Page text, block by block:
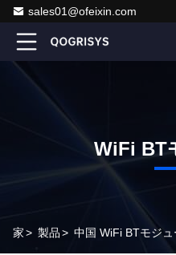
sales01@ofeixin.com
WiFi BT
家> 製品> 中国 WiFi BTモジュ